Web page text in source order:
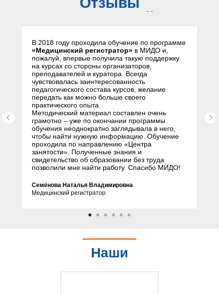
слушателей
В 2018 году проходила обучение по программе
«Медицинский регистратор» в МИДО и,
пожалуй, впервые получила такую поддержку
на курсах со стороны организаторов,
преподавателей и куратора. Всегда
чувствовалась заинтересованность
педагогического состава курсов, желание
передать как можно больше своего
практического опыта.
Методический материал составлен очень
грамотно – уже по окончании программы
обучения неоднократно заглядывала в него,
чтобы найти нужную информацию. Обучение
проходила по направлению «Центра
занятости». Полученные знания и
свидетельство об образовании без труда
позволили мне найти работу. Спасибо МИДО!
Семёнова Наталья Владимировна
Медицинский регистратор
Наши